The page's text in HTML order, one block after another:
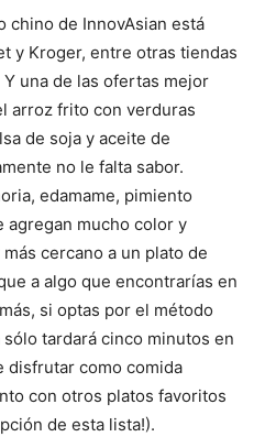
chino de InnovAsian está
y Kroger, entre otras tiendas
una de las ofertas mejor
arroz frito con verduras
de soja y aceite de
no le falta sabor.
edamame, pimiento
agregan mucho color y
cercano a un plato de
a algo que encontrarías en
si optas por el método
tardará cinco minutos en
disfrutar como comida
con otros platos favoritos
de esta lista!).